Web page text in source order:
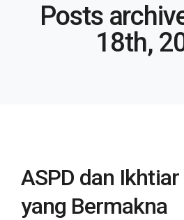
Posts
18th,
ASPD dan
yang Bermakna